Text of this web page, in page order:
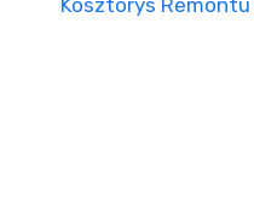
Kosztorys Remontu